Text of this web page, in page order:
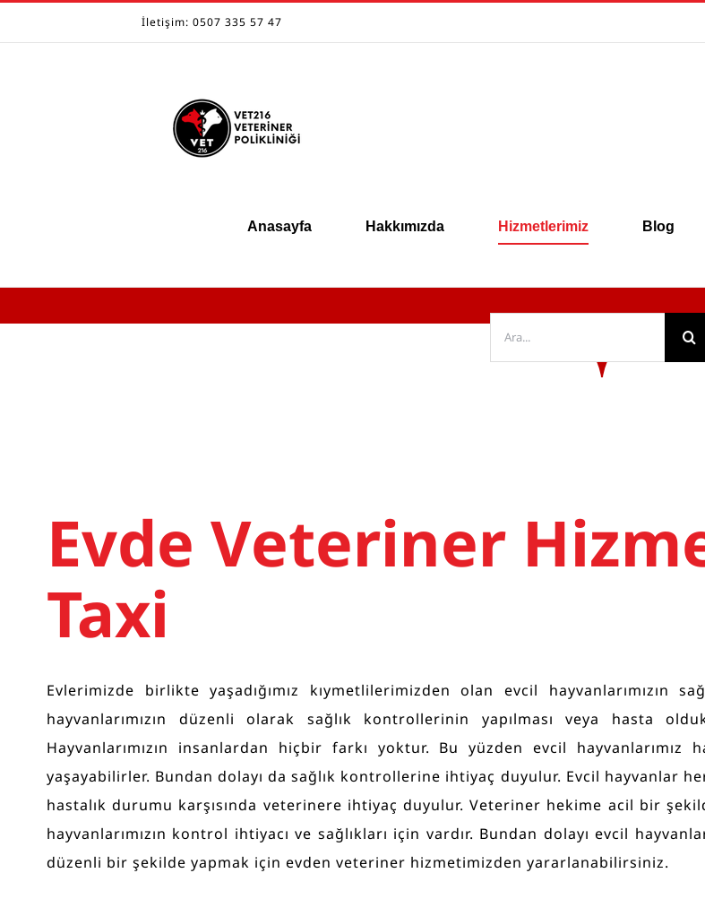
to
İletişim: 0507 335 57 47
Anasayfa Hakkımızda Hizmetlerimiz Blog
Ara:
Evde Veteriner
Taxi
Evlerimizde birlikte yaşadığımız kıymetlilerimizden olan evcil hayvanlarımızın
hayvanlarımızın düzenli olarak sağlık kontrollerinin yapılması veya hasta
Hayvanlarımızın insanlardan hiçbir farkı yoktur. Bu yüzden evcil
yaşayabilirler. Bundan dolayı da sağlık kontrollerine ihtiyaç duyulur. Evcil hayvanlar
hastalık durumu karşısında veterinere ihtiyaç duyulur. Veteriner hekime acil bir
hayvanlarımızın kontrol ihtiyacı ve sağlıkları için vardır. Bundan dolayı evcil
düzenli bir şekilde yapmak için evden veteriner hizmetimizden yararlanabilirsiniz.